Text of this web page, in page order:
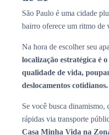
São Paulo é uma cidade
bairro oferece um ritmo de
Na hora de escolher seu
localização estratégica é
qualidade de vida,
deslocamentos cotidianos.
Se você busca dinamismo,
rápidas via transporte
Casa Minha Vida na